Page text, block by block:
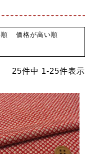
価格が高い順
25件中 1-25件表示